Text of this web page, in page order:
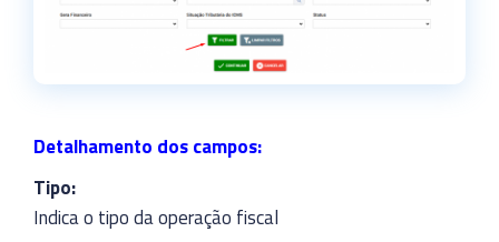
Detalhamento dos campos:
Tipo:
Indica o tipo da operação fiscal